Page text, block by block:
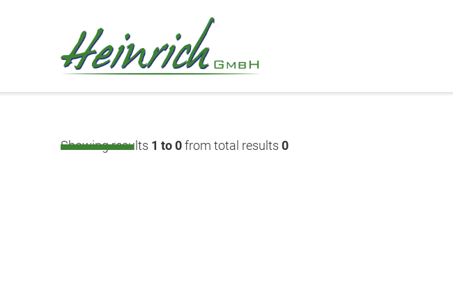
Showing results 1 to 0from total results 0